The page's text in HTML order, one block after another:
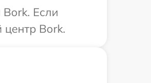
Если
центр Bork.